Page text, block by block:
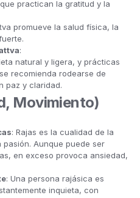
practican la gratitud y la
promueve la salud física, la
:
natural y ligera, y prácticas
recomienda rodearse de
paz y claridad.
Movimiento)
: Rajas es la cualidad de la
pasión. Aunque puede ser
en exceso provoca ansiedad,
: Una persona rajásica es
inquieta, con